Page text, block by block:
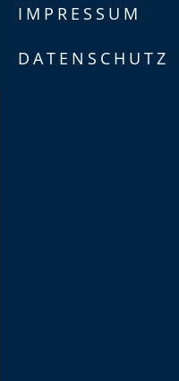
IMPRESSUM
DATENSCHUTZ